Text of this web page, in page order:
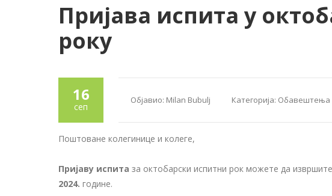
Пријава испита у
року
16
сеп
Објавио: Milan Bubulj Категорија: Обавештења
Поштоване колегинице и колеге,
Пријаву испита за октобарски испитни рок можете да извршите
2024. године.